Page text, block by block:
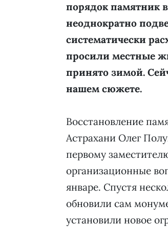
порядок памятник
неоднократно
систематически
просили местные
принято зимой.
нашем сюжете.
Восстановление
Астрахани Олег
первому
организационные
январе. Спустя
обновили сам
установили новое